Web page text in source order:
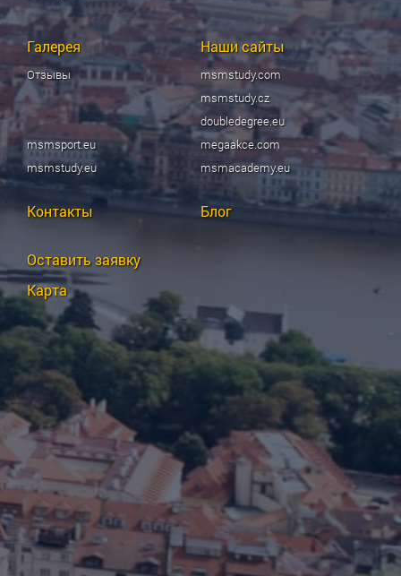
Галерея
Отзывы
Наши сайты
msmstudy.com
msmstudy.cz
doubledegree.eu
msmsport.eu
msmstudy.eu
megaakce.com
msmacademy.eu
Контакты Блог
Оставить заявку
Карта